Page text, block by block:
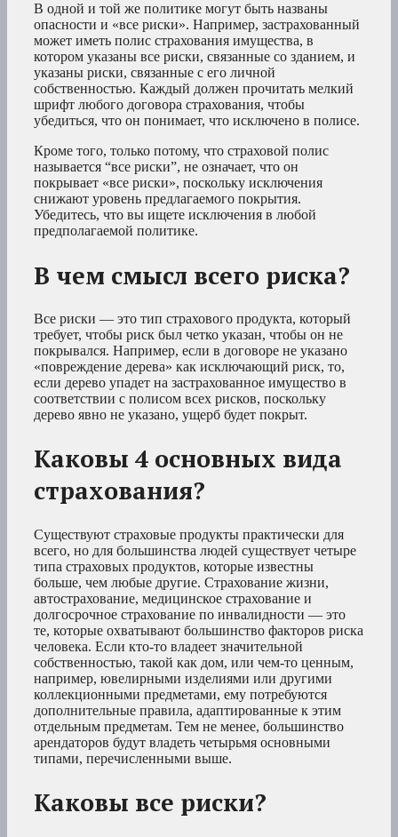
В одной и той же политике могут быть названы
опасности и «все риски». Например, застрахованный
может иметь полис страхования имущества, в
котором указаны все риски, связанные со зданием, и
указаны риски, связанные с его личной
собственностью. Каждый должен прочитать мелкий
шрифт любого договора страхования, чтобы
убедиться, что он понимает, что исключено в полисе.
Кроме того, только потому, что страховой полис
называется “все риски”, не означает, что он
покрывает «все риски», поскольку исключения
снижают уровень предлагаемого покрытия.
Убедитесь, что вы ищете исключения в любой
предполагаемой политике.
В чем смысл всего риска?
Все риски — это тип страхового продукта, который
требует, чтобы риск был четко указан, чтобы он не
покрывался. Например, если в договоре не указано
«повреждение дерева» как исключающий риск, то,
если дерево упадет на застрахованное имущество в
соответствии с полисом всех рисков, поскольку
дерево явно не указано, ущерб будет покрыт.
Каковы 4 основных вида
страхования?
Существуют страховые продукты практически для
всего, но для большинства людей существует четыре
типа страховых продуктов, которые известны
больше, чем любые другие. Страхование жизни,
автострахование, медицинское страхование и
долгосрочное страхование по инвалидности — это
те, которые охватывают большинство факторов риска
человека. Если кто-то владеет значительной
собственностью, такой как дом, или чем-то ценным,
например, ювелирными изделиями или другими
коллекционными предметами, ему потребуются
дополнительные правила, адаптированные к этим
отдельным предметам. Тем не менее, большинство
арендаторов будут владеть четырьмя основными
типами, перечисленными выше.
Каковы все риски?